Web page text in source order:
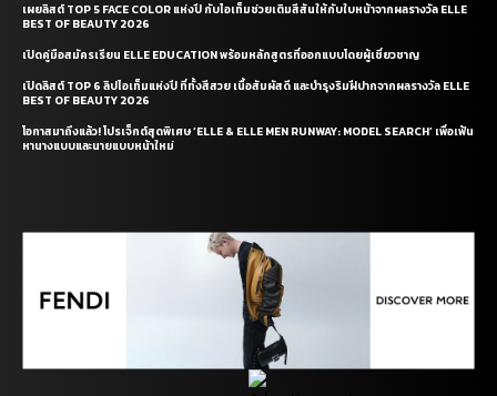
เผยลิสต์ TOP 5 FACE COLOR แห่งปี กับไอเท็มช่วยเติมสีสันให้กับใบหน้าจากผลรางวัล ELLE
BEST OF BEAUTY 2026
เปิดคู่มือสมัครเรียน ELLE EDUCATION พร้อมหลักสูตรที่ออกแบบโดยผู้เชี่ยวชาญ
เปิดลิสต์ TOP 6 ลิปไอเท็มแห่งปี ที่ทั้งสีสวย เนื้อสัมผัสดี และบำรุงริมฝีปากจากผลรางวัล ELLE
BEST OF BEAUTY 2026
โอกาสมาถึงแล้ว! โปรเจ็กต์สุดพิเศษ ‘ELLE & ELLE MEN RUNWAY: MODEL SEARCH’ เพื่อเฟ้น
หานางแบบและนายแบบหน้าใหม่